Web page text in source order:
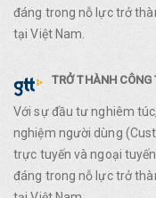
đáng trong nỗ lực trở
tại Việt Nam.
TRỞ THÀNH
Với sự đầu tư nghiêm
nghiệm người dùng
trực tuyến và ngoại
đáng trong nỗ lực trở